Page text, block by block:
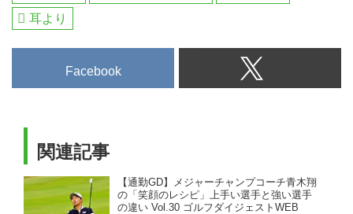
耳より
Facebook
関連記事
【通勤GD】メジャーチャンプコーチ青木翔
の「笑顔のレシピ」上手い選手と強い選手
の違い Vol.30 ゴルフダイジェストWEB